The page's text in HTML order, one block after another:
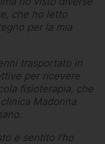
che ho letto
per la mia
trasportato in
per ricevere
fisioterapia, che
Madonna
e sentito l’ho